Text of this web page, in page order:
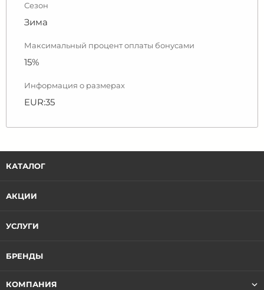
Сезон
Зима
Максимальный процент оплаты бонусами
15%
Информация о размерах
EUR:35
КАТАЛОГ
АКЦИИ
УСЛУГИ
БРЕНДЫ
КОМПАНИЯ